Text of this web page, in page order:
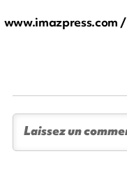
www.imazpress.com /